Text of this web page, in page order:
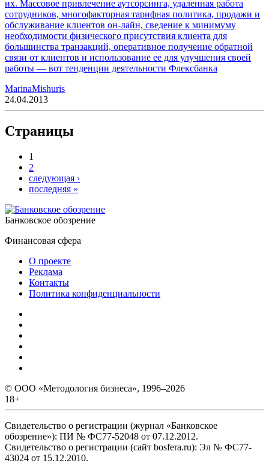
их. Массовое привлечение аутсорсинга, удаленная работа
сотрудников, многофакторная тарифная политика, продажи и
обслуживание клиентов он-лайн, сведение к минимуму
необходимости физического присутствия клиента для
большинства транзакций, оперативное получение обратной
связи от клиентов и использование ее для улучшения своей
работы — вот тенденции деятельности Флексбанка
MarinaMishuris
24.04.2013
Страницы
1
2
следующая ›
последняя »
Банковское обозрение
Финансовая сфера
О проекте
Реклама
Контакты
Политика конфиденциальности
© ООО «Методология бизнеса», 1996–2026
18+
Свидетельство о регистрации (журнал «Банковское
обозрение»): ПИ № ФС77-52048 от 07.12.2012.
Свидетельство о регистрации (сайт bosfera.ru): Эл № ФС77-
43024 от 15.12.2010.